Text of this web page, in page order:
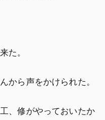
た。
から声をかけられた。
、修がやっておいたか